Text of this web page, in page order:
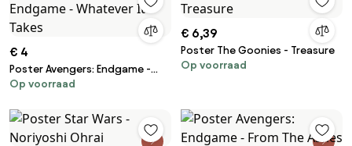
€ 4
Poster Avengers: Endgame -
Whatever It Takes
Op voorraad
€ 6,39
Poster The Goonies - Treasure
Op voorraad